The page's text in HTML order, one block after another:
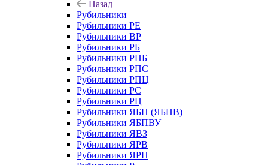
Назад
Рубильники
Рубильники РЕ
Рубильники ВР
Рубильники РБ
Рубильники РПБ
Рубильники РПС
Рубильники РПЦ
Рубильники РС
Рубильники РЦ
Рубильники ЯБП (ЯБПВ)
Рубильники ЯБПВУ
Рубильники ЯВЗ
Рубильники ЯРВ
Рубильники ЯРП